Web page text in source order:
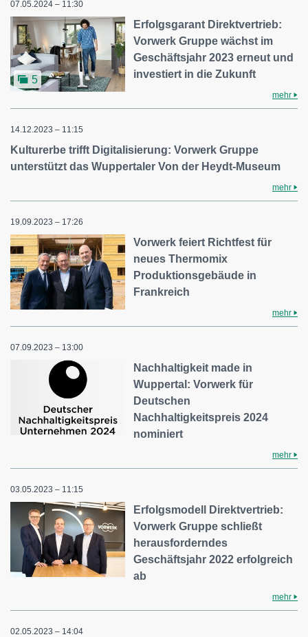
07.05.2024 – 11:30
5
Erfolgsgarant Direktvertrieb:
Vorwerk Gruppe wächst im
Geschäftsjahr 2023 erneut und
investiert in die Zukunft
mehr
14.12.2023 – 11:15
Kulturerbe trifft Digitalisierung: Vorwerk Gruppe
unterstützt das Wuppertaler Von der Heydt-Museum
mehr
19.09.2023 – 17:26
Vorwerk feiert Richtfest für
neues Thermomix
Produktionsgebäude in
Frankreich
mehr
07.09.2023 – 13:00
Nachhaltigkeit made in
Wuppertal: Vorwerk für
Deutschen
Nachhaltigkeitspreis 2024
nominiert
mehr
03.05.2023 – 11:15
Erfolgsmodell Direktvertrieb:
Vorwerk Gruppe schließt
herausforderndes
Geschäftsjahr 2022 erfolgreich
ab
mehr
02.05.2023 – 14:04